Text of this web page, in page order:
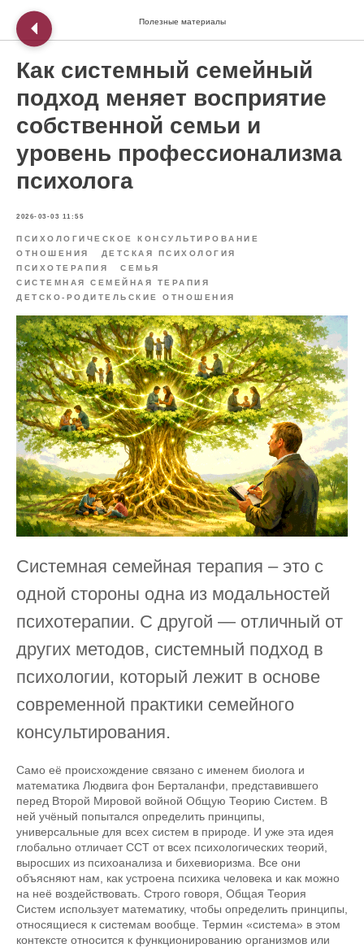
Полезные материалы
Как системный семейный
подход меняет восприятие
собственной семьи и
уровень профессионализма
психолога
2026-03-03 11:55
ПСИХОЛОГИЧЕСКОЕ КОНСУЛЬТИРОВАНИЕ
ОТНОШЕНИЯ
ДЕТСКАЯ ПСИХОЛОГИЯ
ПСИХОТЕРАПИЯ
СЕМЬЯ
СИСТЕМНАЯ СЕМЕЙНАЯ ТЕРАПИЯ
ДЕТСКО-РОДИТЕЛЬСКИЕ ОТНОШЕНИЯ
Системная семейная терапия – это с
одной стороны одна из модальностей
психотерапии. С другой — отличный от
других методов, системный подход в
психологии, который лежит в основе
современной практики семейного
консультирования.
Само её происхождение связано с именем биолога и
математика Людвига фон Берталанфи, представившего
перед Второй Мировой войной Общую Теорию Систем. В
ней учёный попытался определить принципы,
универсальные для всех систем в природе. И уже эта идея
глобально отличает ССТ от всех психологических теорий,
выросших из психоанализа и бихевиоризма. Все они
объясняют нам, как устроена психика человека и как можно
на неё воздействовать. Строго говоря, Общая Теория
Систем использует математику, чтобы определить принципы,
относящиеся к системам вообще. Термин «система» в этом
контексте относится к функционированию организмов или